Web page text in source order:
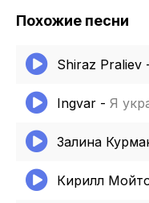
Похожие песни
Shiraz Praliev
Ingvar - Я
Залина
Кирилл